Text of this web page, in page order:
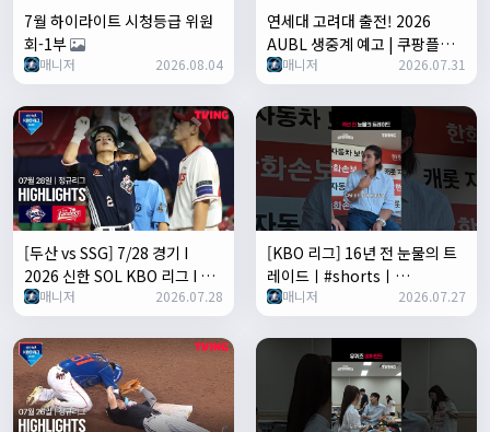
7월 하이라이트 시청등급 위원
회-1부
매니저 2026.08.04
연세대 고려대 출전! 2026
AUBL 생중계 예고 | 쿠팡플레
이 | 쿠팡
매니저 2026.07.31
[두산 vs SSG] 7/28 경기 I
2026 신한 SOL KBO 리그 I 하
이라이트 I TVING
매니저 2026.07.28
[KBO 리그] 16년 전 눈물의 트
레이드ㅣ#shortsㅣ
TVINGSPORTS
매니저 2026.07.27